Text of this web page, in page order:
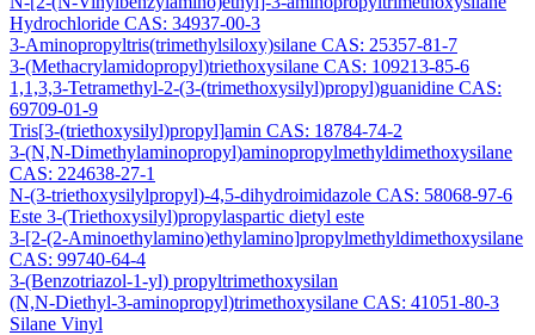
Hydrochloride CAS: 34937-00-3
3-Aminopropyltris(trimethylsiloxy)silane CAS: 25357-81-7
3-(Methacrylamidopropyl)triethoxysilane CAS: 109213-85-6
1,1,3,3-Tetramethyl-2-(3-(trimethoxysilyl)propyl)guanidine CAS:
69709-01-9
Tris[3-(triethoxysilyl)propyl]amin CAS: 18784-74-2
3-(N,N-Dimethylaminopropyl)aminopropylmethyldimethoxysilane
CAS: 224638-27-1
N-(3-triethoxysilylpropyl)-4,5-dihydroimidazole CAS: 58068-97-6
Este 3-(Triethoxysilyl)propylaspartic dietyl este
3-[2-(2-Aminoethylamino)ethylamino]propylmethyldimethoxysilane
CAS: 99740-64-4
3-(Benzotriazol-1-yl) propyltrimethoxysilan
(N,N-Diethyl-3-aminopropyl)trimethoxysilane CAS: 41051-80-3
Silane Vinyl